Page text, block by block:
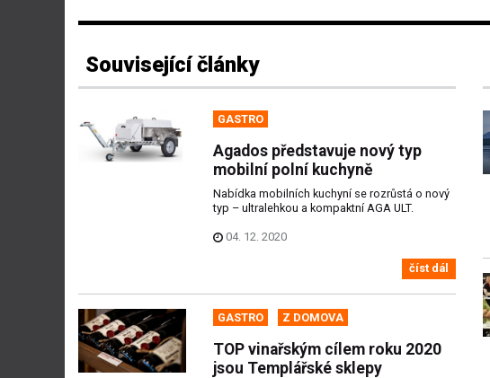
Související články
GASTRO
Agados představuje nový typ
mobilní polní kuchyně
Nabídka mobilních kuchyní se rozrůstá o nový
typ – ultralehkou a kompaktní AGA ULT.
04. 12. 2020
číst dál
GASTRO Z DOMOVA
TOP vinařským cílem roku 2020
jsou Templářské sklepy